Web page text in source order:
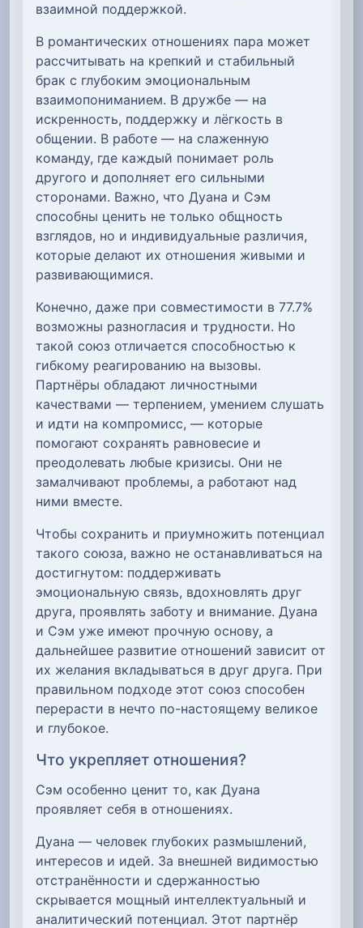
взаимной поддержкой.
В романтических отношениях пара может
рассчитывать на крепкий и стабильный
брак с глубоким эмоциональным
взаимопониманием. В дружбе — на
искренность, поддержку и лёгкость в
общении. В работе — на слаженную
команду, где каждый понимает роль
другого и дополняет его сильными
сторонами. Важно, что Дуана и Сэм
способны ценить не только общность
взглядов, но и индивидуальные различия,
которые делают их отношения живыми и
развивающимися.
Конечно, даже при совместимости в 77.7%
возможны разногласия и трудности. Но
такой союз отличается способностью к
гибкому реагированию на вызовы.
Партнёры обладают личностными
качествами — терпением, умением слушать
и идти на компромисс, — которые
помогают сохранять равновесие и
преодолевать любые кризисы. Они не
замалчивают проблемы, а работают над
ними вместе.
Чтобы сохранить и приумножить потенциал
такого союза, важно не останавливаться на
достигнутом: поддерживать
эмоциональную связь, вдохновлять друг
друга, проявлять заботу и внимание. Дуана
и Сэм уже имеют прочную основу, а
дальнейшее развитие отношений зависит от
их желания вкладываться в друг друга. При
правильном подходе этот союз способен
перерасти в нечто по-настоящему великое
и глубокое.
Что укрепляет отношения?
Сэм особенно ценит то, как Дуана
проявляет себя в отношениях.
Дуана — человек глубоких размышлений,
интересов и идей. За внешней видимостью
отстранённости и сдержанностью
скрывается мощный интеллектуальный и
аналитический потенциал. Этот партнёр